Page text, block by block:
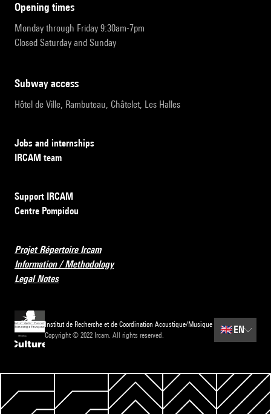
opening times
Monday through Friday 9:30am-7pm
Closed Saturday and Sunday
subway access
Hôtel de Ville, Rambuteau, Châtelet, Les Halles
Jobs and internships
IRCAM team
Support IRCAM
Centre Pompidou
Projet Répertoire Ircam
Information / Methodology
Legal Notes
Institut de Recherche et de Coordination Acoustique/Musique
Copyright © 2022 Ircam. All rights reserved.
🇬🇧 EN